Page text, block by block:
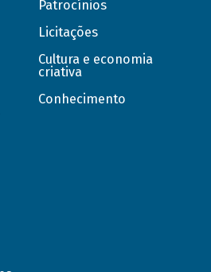
Patrocínios
Licitações
Cultura e economia
criativa
Conhecimento